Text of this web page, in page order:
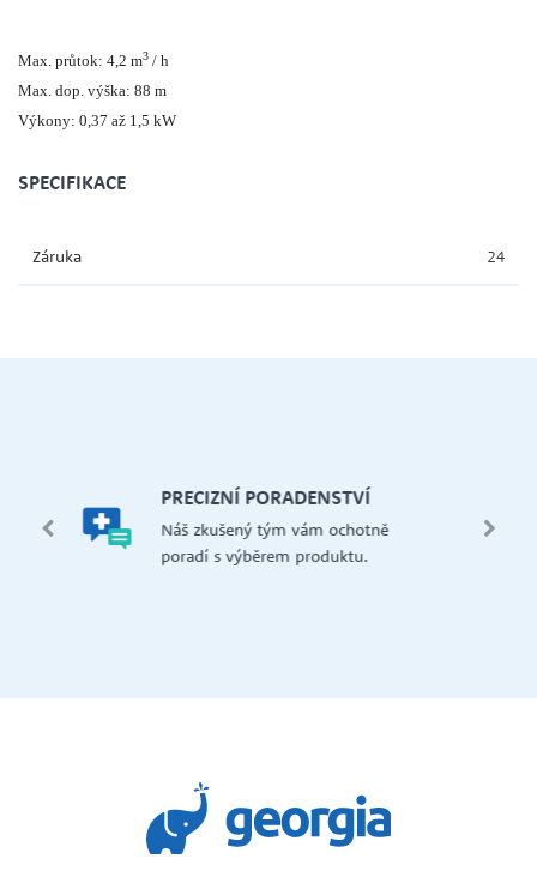
Max. průtok: 4,2 m3 / h
Max. dop. výška: 88 m
Výkony: 0,37 až 1,5 kW
SPECIFIKACE
Záruka 24
PRECIZNÍ PORADENSTVÍ
Náš zkušený tým vám ochotně
poradí s výběrem produktu.